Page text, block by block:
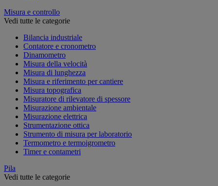
Misura e controllo
Vedi tutte le categorie
Bilancia industriale
Contatore e cronometro
Dinamometro
Misura della velocità
Misura di lunghezza
Misura e riferimento per cantiere
Misura topografica
Misuratore di rilevatore di spessore
Misurazione ambientale
Misurazione elettrica
Strumentazione ottica
Strumento di misura per laboratorio
Termometro e termoigrometro
Timer e contametri
Pila
Vedi tutte le categorie